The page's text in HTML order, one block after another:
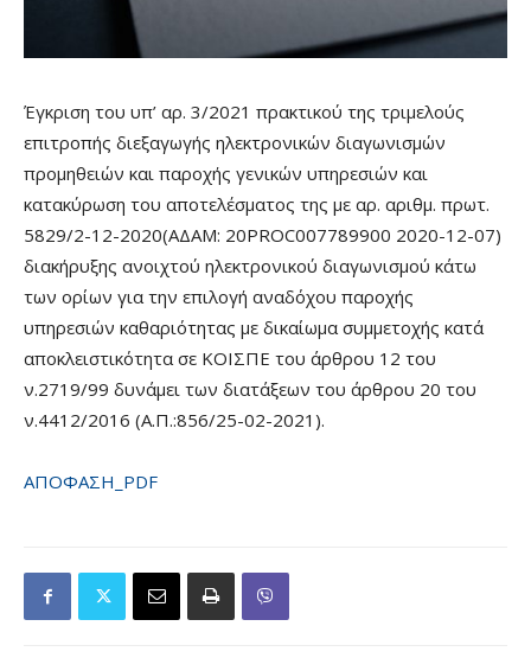
Έγκριση του υπ’ αρ. 3/2021 πρακτικού της τριμελούς
επιτροπής διεξαγωγής ηλεκτρονικών διαγωνισμών
προμηθειών και παροχής γενικών υπηρεσιών και
κατακύρωση του αποτελέσματος της με αρ. αριθμ. πρωτ.
5829/2-12-2020(ΑΔΑΜ: 20PROC007789900 2020-12-07)
διακήρυξης ανοιχτού ηλεκτρονικού διαγωνισμού κάτω
των ορίων για την επιλογή αναδόχου παροχής
υπηρεσιών καθαριότητας με δικαίωμα συμμετοχής κατά
αποκλειστικότητα σε ΚΟΙΣΠΕ του άρθρου 12 του
ν.2719/99 δυνάμει των διατάξεων του άρθρου 20 του
ν.4412/2016 (Α.Π.:856/25-02-2021).
ΑΠΟΦΑΣΗ_PDF